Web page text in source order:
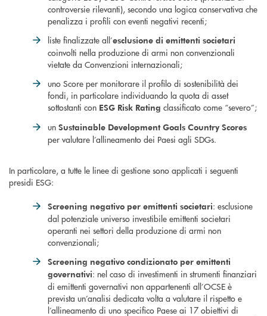
controversie rilevanti), secondo una logica conservativa che
penalizza i profili con eventi negativi recenti;
liste finalizzate all’esclusione di emittenti societari
coinvolti nella produzione di armi non convenzionali
vietate da Convenzioni internazionali;
uno Score per monitorare il profilo di sostenibilità dei
fondi, in particolare individuando la quota di asset
sottostanti con ESG Risk Rating classificato come “severo”;
un Sustainable Development Goals Country Scores
per valutare l’allineamento dei Paesi agli SDGs.
In particolare, a tutte le linee di gestione sono applicati i seguenti
presidi ESG:
Screening negativo per emittenti societari: esclusione
dal potenziale universo investibile emittenti societari
operanti nei settori della produzione di armi non
convenzionali;
Screening negativo condizionato per emittenti
governativi: nel caso di investimenti in strumenti finanziari
di emittenti governativi non appartenenti all’OCSE è
prevista un’analisi dedicata volta a valutare il rispetto e
l’allineamento di uno specifico Paese ai 17 obiettivi di